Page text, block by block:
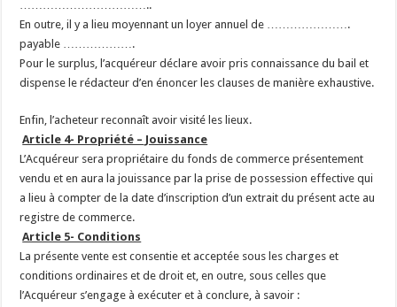
……………………………..
En outre, il y a lieu moyennant un loyer annuel de ………………….
payable ……………….
Pour le surplus, l’acquéreur déclare avoir pris connaissance du bail et
dispense le rédacteur d’en énoncer les clauses de manière exhaustive.
Enfin, l’acheteur reconnaît avoir visité les lieux.
Article 4- Propriété – Jouissance
L’Acquéreur sera propriétaire du fonds de commerce présentement
vendu et en aura la jouissance par la prise de possession effective qui
a lieu à compter de la date d’inscription d’un extrait du présent acte au
registre de commerce.
Article 5- Conditions
La présente vente est consentie et acceptée sous les charges et
conditions ordinaires et de droit et, en outre, sous celles que
l’Acquéreur s’engage à exécuter et à conclure, à savoir :